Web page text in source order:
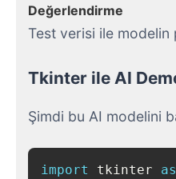
Değerlendirme
Test verisi ile modelin
Tkinter ile AI
Şimdi bu AI modelini
import tkinter as